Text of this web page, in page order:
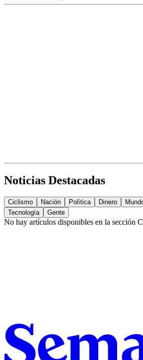
Noticias Destacadas
Ciclismo Nación Política Dinero
Tecnología
Gente
No hay artículos disponibles en la sección